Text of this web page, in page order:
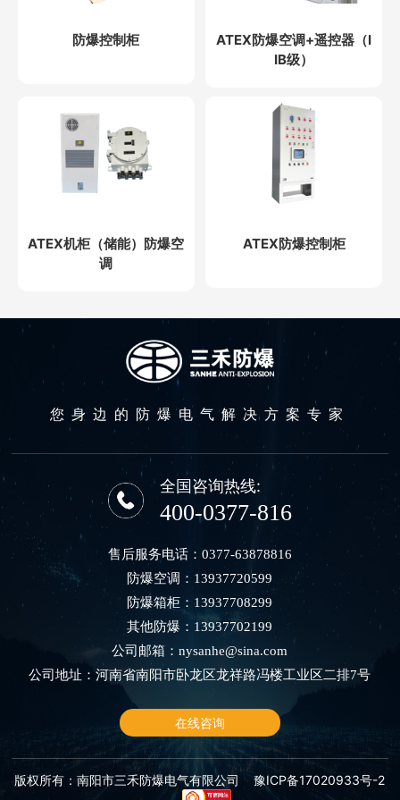
防爆控制柜
ATEX防爆空调+遥控器（I
IB级）
ATEX机柜（储能）防爆空
调
ATEX防爆控制柜
您身边的防爆电气解决方案专家
全国咨询热线:
400-0377-816
售后服务电话： 0377-63878816
防爆空调： 13937720599
防爆箱柜： 13937708299
其他防爆： 13937702199
公司邮箱：nysanhe@sina.com
公司地址：河南省南阳市卧龙区龙祥路冯楼工业区二排7号
在线咨询
版权所有：南阳市三禾防爆电气有限公司 豫ICP备17020933号-2